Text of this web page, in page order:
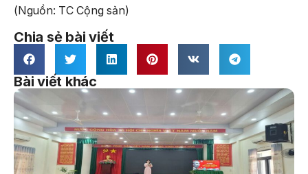
(Nguồn: TC Cộng sản)
Chia sẻ bài viết
Bài viết khác